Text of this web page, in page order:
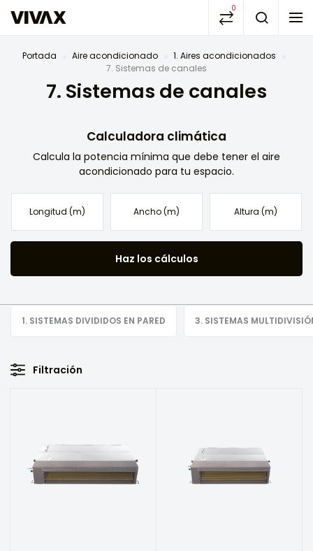
0
Portada Aire acondicionado
1. Aires acondicionados
7. Sistemas de canales
7. Sistemas de canales
Calculadora climática
Calcula la potencia mínima que debe tener el aire
acondicionado para tu espacio.
Haz los cálculos
1. SISTEMAS DIVIDIDOS EN PARED 3. SISTEMAS
Filtración